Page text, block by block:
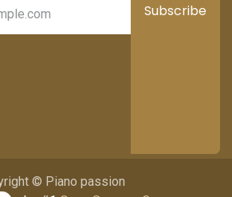
Subscribe
© Piano passion